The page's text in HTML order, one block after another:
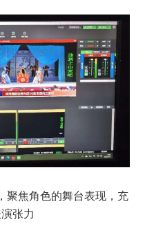
聚焦角色的舞台表现，充
张力